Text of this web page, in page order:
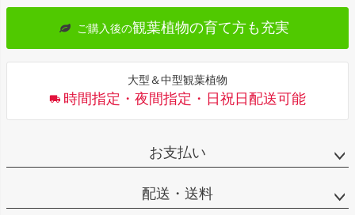
ご購入後の観葉植物の育て方も充実
大型＆中型観葉植物
時間指定・夜間指定・日祝日配送可能
お支払い
配送・送料